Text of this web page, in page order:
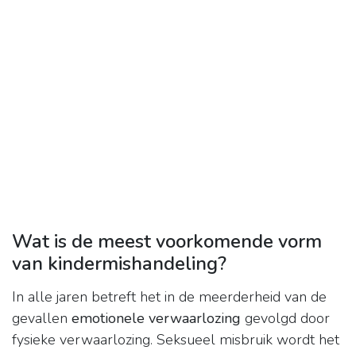
Wat is de meest voorkomende vorm
van kindermishandeling?
In alle jaren betreft het in de meerderheid van de
gevallen emotionele verwaarlozing gevolgd door
fysieke verwaarlozing. Seksueel misbruik wordt het